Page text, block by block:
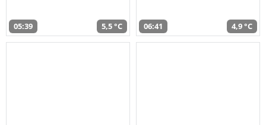
05:39 5,5 °C 06:41 4,9 °C